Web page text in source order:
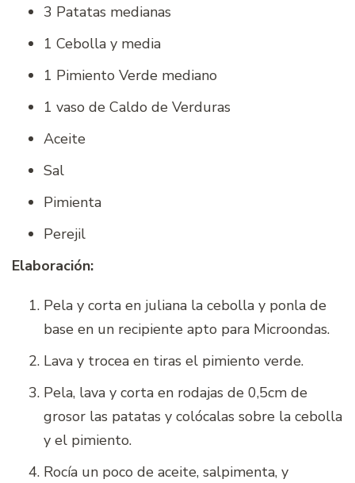
3 Patatas medianas
1 Cebolla y media
1 Pimiento Verde mediano
1 vaso de Caldo de Verduras
Aceite
Sal
Pimienta
Perejil
Elaboración:
Pela y corta en juliana la cebolla y ponla de
base en un recipiente apto para Microondas.
Lava y trocea en tiras el pimiento verde.
Pela, lava y corta en rodajas de 0,5cm de
grosor las patatas y colócalas sobre la cebolla
y el pimiento.
Rocía un poco de aceite, salpimenta, y